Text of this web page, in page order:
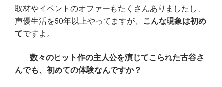
取材やイベントのオファーもたくさんありましたし、
声優生活を50年以上やってますが、 こんな現象は初め
てですよ。
数々のヒット作の主人公を演じてこられた古谷さ
んでも、初めての体験なんですか？